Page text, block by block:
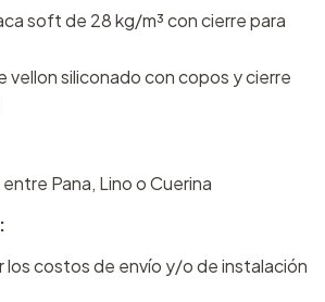
soft de 28 kg/m³ con cierre para
vellon siliconado con copos y cierre
Pana, Lino o Cuerina
los costos de envío y/o de instalación